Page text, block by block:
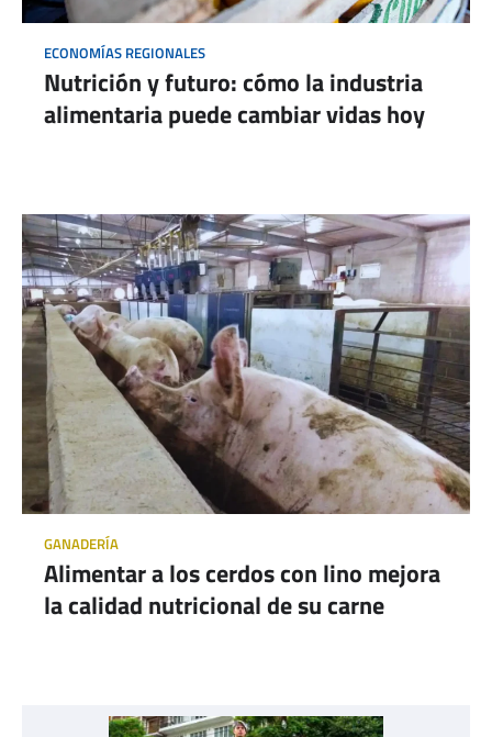
ECONOMÍAS REGIONALES
Nutrición y futuro: cómo la industria
alimentaria puede cambiar vidas hoy
GANADERÍA
Alimentar a los cerdos con lino mejora
la calidad nutricional de su carne